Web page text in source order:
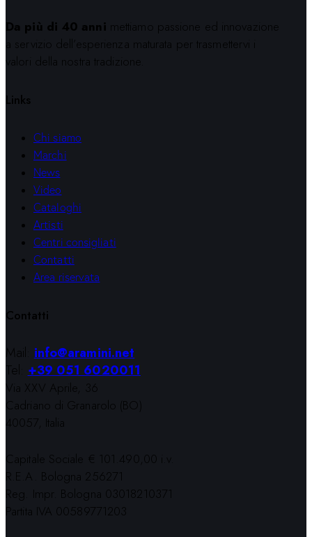
Da più di 40 anni mettiamo passione ed innovazione
a servizio dell’esperienza maturata per trasmettervi i
valori della nostra tradizione.
Links
Chi siamo
Marchi
News
Video
Cataloghi
Artisti
Centri consigliati
Contatti
Area riservata
Contatti
Mail:info@aramini.net
Tel:+39 051 6020011
Via XXV Aprile, 36
Cadriano di Granarolo (BO)
40057, Italia
Capitale Sociale € 101.490,00 i.v.
R.E.A. Bologna 256271
Reg. Impr. Bologna 03018210371
Partita IVA 00589771203